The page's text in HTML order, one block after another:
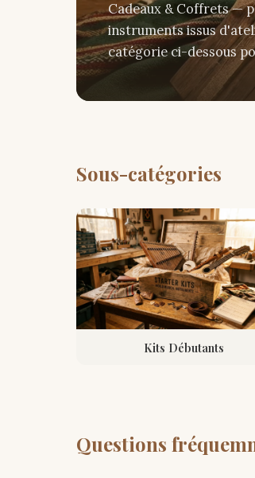
Cadeaux & Coffrets —
instruments issus
catégorie ci-dessous
Sous-catégories
Kits Débutants
Questions